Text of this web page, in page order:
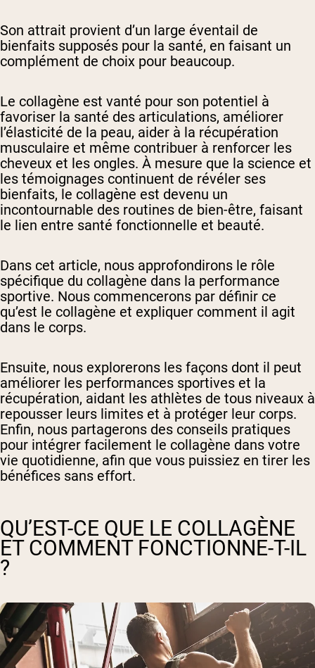
Son attrait provient d’un large éventail de
bienfaits supposés pour la santé, en faisant un
complément de choix pour beaucoup.
Le collagène est vanté pour son potentiel à
favoriser la santé des articulations, améliorer
l’élasticité de la peau, aider à la récupération
musculaire et même contribuer à renforcer les
cheveux et les ongles. À mesure que la science et
les témoignages continuent de révéler ses
bienfaits, le collagène est devenu un
incontournable des routines de bien-être, faisant
le lien entre santé fonctionnelle et beauté.
Dans cet article, nous approfondirons le rôle
spécifique du collagène dans la performance
sportive. Nous commencerons par définir ce
qu’est le collagène et expliquer comment il agit
dans le corps.
Ensuite, nous explorerons les façons dont il peut
améliorer les performances sportives et la
récupération, aidant les athlètes de tous niveaux à
repousser leurs limites et à protéger leur corps.
Enfin, nous partagerons des conseils pratiques
pour intégrer facilement le collagène dans votre
vie quotidienne, afin que vous puissiez en tirer les
bénéfices sans effort.
QU’EST-CE QUE LE COLLAGÈNE
ET COMMENT FONCTIONNE-T-IL
?